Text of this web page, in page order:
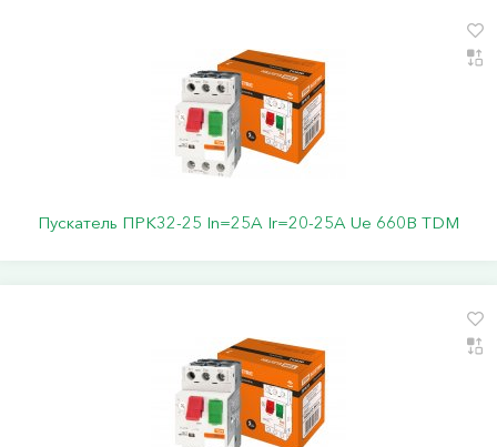
Пускатель ПРК32-25 In=25A Ir=20-25A Ue 660В TDM